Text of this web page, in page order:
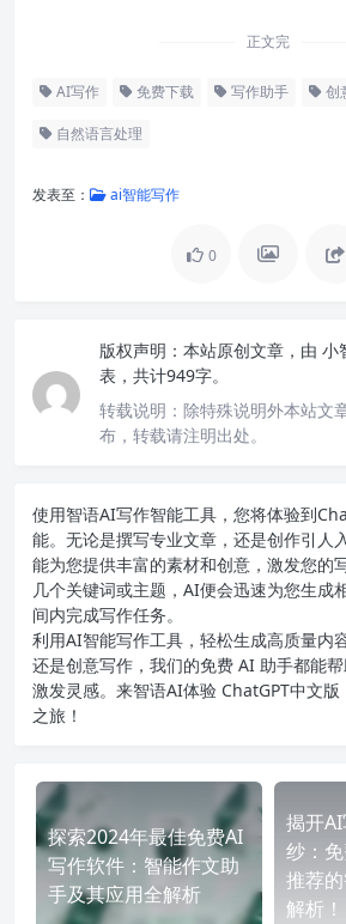
正文完
AI写作 免费下载 写作助手 创
自然语言处理
发表至： ai智能写作
0
版权声明： 本站原创文章，由 小
表，共计949字。
转载说明： 除特殊说明外本站文
布，转载请注明出处。
使用智语AI写作智能工具，您将体验到
能。无论是撰写专业文章，还是创作引人
能为您提供丰富的素材和创意，激发您的
几个关键词或主题，AI便会迅速为您生成
间内完成写作任务。
利用AI智能写作工具，轻松生成高质量内
还是创意写作，我们的免费 AI 助手都能帮
激发灵感。来智语AI体验 ChatGPT中文版
之旅！
探索2024年最佳免费AI
写作软件：智能作文助
手及其应用全解析
揭开
纱：
推荐
解析！